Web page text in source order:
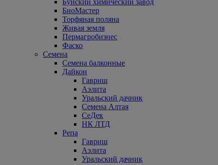
Буйский химический завод
БиоМастер
Торфяная поляна
Живая земля
Пермагробизнес
Фаско
Семена
Семена балконные
Дайкон
Гавриш
Аэлита
Уральский дачник
Семена Алтая
СеДек
НК ЛТД
Репа
Гавриш
Аэлита
Уральский дачник